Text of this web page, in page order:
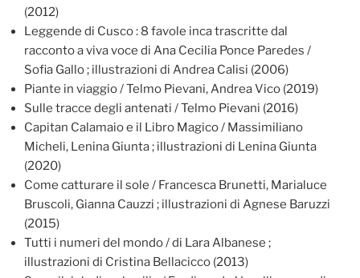
(2012)
Leggende di Cusco : 8 favole inca trascritte dal
racconto a viva voce di Ana Cecilia Ponce Paredes /
Sofia Gallo ; illustrazioni di Andrea Calisi (2006)
Piante in viaggio / Telmo Pievani, Andrea Vico (2019)
Sulle tracce degli antenati / Telmo Pievani (2016)
Capitan Calamaio e il Libro Magico / Massimiliano
Micheli, Lenina Giunta ; illustrazioni di Lenina Giunta
(2020)
Come catturare il sole / Francesca Brunetti, Marialuce
Bruscoli, Gianna Cauzzi ; illustrazioni di Agnese Baruzzi
(2015)
Tutti i numeri del mondo / di Lara Albanese ;
illustrazioni di Cristina Bellacicco (2013)